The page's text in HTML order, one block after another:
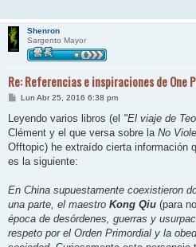
Shenron
Sargento Mayor
Re: Referencias e inspiraciones de One
M
n
s
a
j
Lun Abr 25, 2016 6:38 pm
Leyendo varios libros (el "El viaje de
Clément y el que versa sobre la No
Offtopic) he extraído cierta información
es la siguiente:
En China supuestamente coexistieron
una parte, el maestro Kong Qiu (para
época de desórdenes, guerras y
respeto por el Orden Primordial y la